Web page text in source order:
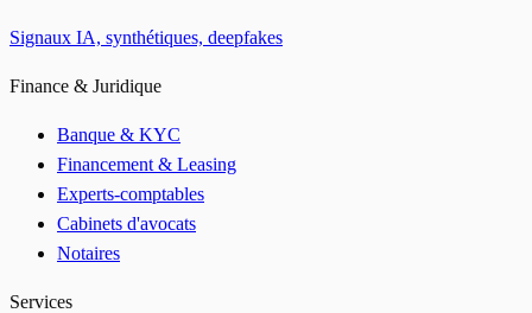
Signaux IA, synthétiques, deepfakes
Finance & Juridique
Banque & KYC
Financement & Leasing
Experts-comptables
Cabinets d'avocats
Notaires
Services